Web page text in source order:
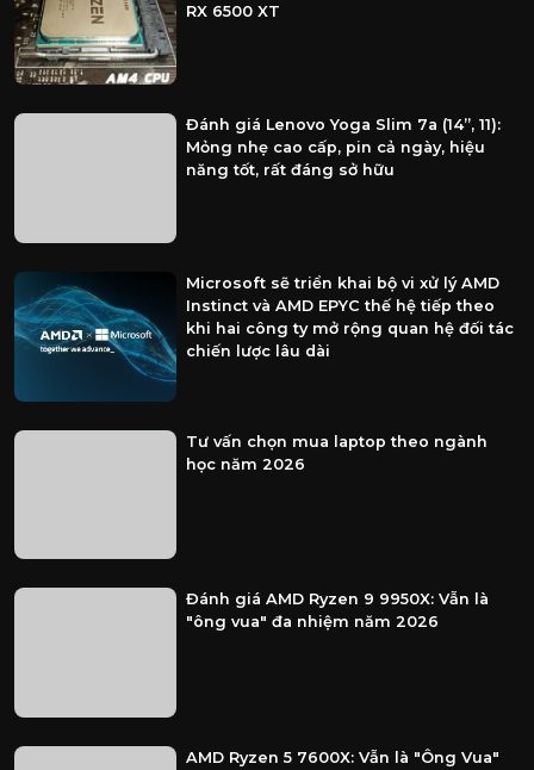
RX 6500 XT
Đánh giá Lenovo Yoga Slim 7a (14”, 11):
Mỏng nhẹ cao cấp, pin cả ngày, hiệu
năng tốt, rất đáng sở hữu
Microsoft sẽ triển khai bộ vi xử lý AMD
Instinct và AMD EPYC thế hệ tiếp theo
khi hai công ty mở rộng quan hệ đối tác
chiến lược lâu dài
Tư vấn chọn mua laptop theo ngành
học năm 2026
Đánh giá AMD Ryzen 9 9950X: Vẫn là
"ông vua" đa nhiệm năm 2026
AMD Ryzen 5 7600X: Vẫn là "Ông Vua"